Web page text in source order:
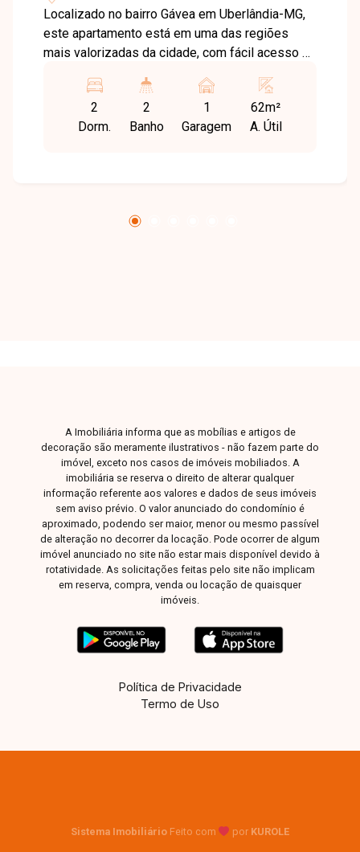
Localizado no bairro Gávea em Uberlândia-MG,
este apartamento está em uma das regiões
mais valorizadas da cidade, com fácil acesso a
proporcionando praticidade e qualidade de vida.
O imóvel conta com sala ampla com móveis
planejados, 2 quartos, sendo 1 suíte com closet,
de garagem. O condomínio oferece piscina,
2
Dorm.
2
Banho
1
Garagem
62m²
A. Útil
A Imobiliária informa que as mobílias e artigos de
decoração são meramente ilustrativos - não fazem parte do
imóvel, exceto nos casos de imóveis mobiliados. A
imobiliária se reserva o direito de alterar qualquer
informação referente aos valores e dados de seus imóveis
sem aviso prévio. O valor anunciado do condomínio é
aproximado, podendo ser maior, menor ou mesmo passível
de alteração no decorrer da locação. Pode ocorrer de algum
imóvel anunciado no site não estar mais disponível devido à
rotatividade. As solicitações feitas pelo site não implicam
em reserva, compra, venda ou locação de quaisquer
imóveis.
Política de Privacidade
Termo de Uso
Sistema Imobiliário Feito com por KUROLE